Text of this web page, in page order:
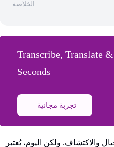
الخلاصة
Transcribe, Translate
Seconds
تجربة مجانية
والاكتشاف. ولكن اليوم، يُعتبر